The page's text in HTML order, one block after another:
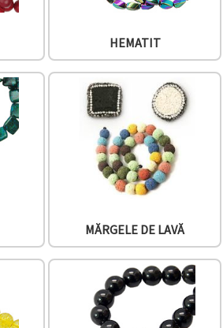
HEMATIT
MĂRGELE DE LAVĂ